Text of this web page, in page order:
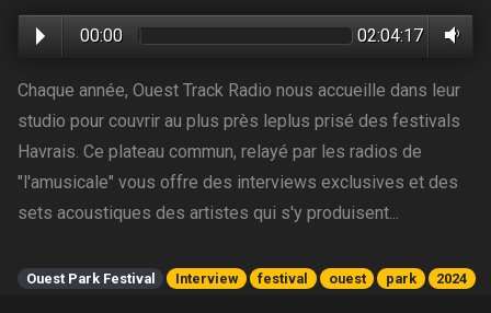
00:00 02:04:17
Chaque année, Ouest Track Radio nous accueille dans leur
studio pour couvrir au plus près leplus prisé des festivals
Havrais. Ce plateau commun, relayé par les radios de
"l'amusicale" vous offre des interviews exclusives et des
sets acoustiques des artistes qui s'y produisent...
Ouest Park Festival Interview festival ouest park 2024